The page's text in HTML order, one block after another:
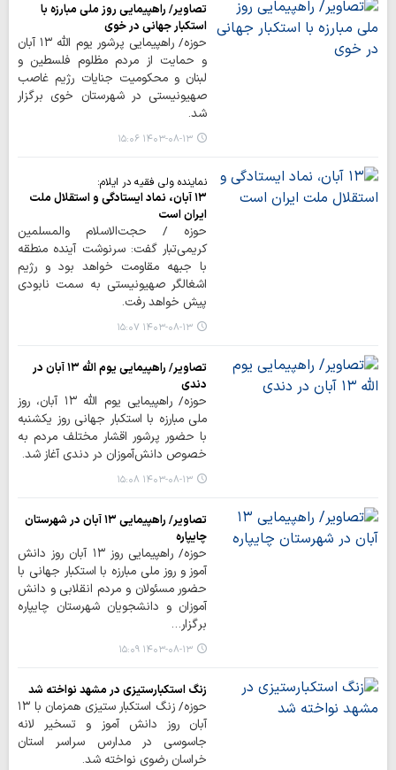
تصاویر/ راهپیمایی روز ملی مبارزه با
استکبار جهانی در خوی
حوزه/ راهپیمایی پرشور یوم الله ۱۳ آبان
و حمایت از مردم مظلوم فلسطین و
لبنان و محکومیت جنایات رژیم غاصب
صهیونیستی در شهرستان خوی برگزار
شد.
۱۴۰۳-۰۸-۱۳ ۱۵:۰۶
نماینده ولی فقیه در ایلام:
۱۳ آبان، نماد ایستادگی و استقلال ملت
ایران است
حوزه / حجت‌الاسلام والمسلمین
کریمی‌تبار گفت: سرنوشت آینده منطقه
با جبهه مقاومت خواهد بود و رژیم
اشغالگر صهیونیستی به سمت نابودی
پیش خواهد رفت.
۱۴۰۳-۰۸-۱۳ ۱۵:۰۷
تصاویر/ راهپیمایی یوم الله ۱۳ آبان در
دندی
حوزه/ راهپیمایی یوم الله ۱۳ آبان، روز
ملی مبارزه با استکبار جهانی روز یکشنبه
با حضور پرشور اقشار مختلف مردم به
خصوص دانش‌آموزان در دندی آغاز شد.
۱۴۰۳-۰۸-۱۳ ۱۵:۰۸
تصاویر/ راهپیمایی ۱۳ آبان در شهرستان
چایپاره
حوزه/ راهپیمایی روز ۱۳ آبان روز دانش
آموز و روز ملی مبارزه با استکبار جهانی با
حضور مسئولان و مردم انقلابی و دانش
آموزان و دانشجویان شهرستان چایپاره
برگزار…
۱۴۰۳-۰۸-۱۳ ۱۵:۰۹
زنگ استکبارستیزی در مشهد نواخته شد
حوزه/ زنگ استکبار ستیزی همزمان با ۱۳
آبان روز دانش آموز و تسخیر لانه
جاسوسی در مدارس سراسر استان
خراسان رضوی نواخته شد.